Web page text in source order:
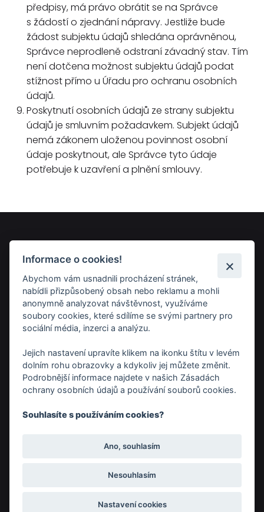
předpisy, má právo obrátit se na Správce
s žádostí o zjednání nápravy. Jestliže bude
žádost subjektu údajů shledána oprávněnou,
Správce neprodleně odstraní závadný stav. Tím
není dotčena možnost subjektu údajů podat
stížnost přímo u Úřadu pro ochranu osobních
údajů.
Poskytnutí osobních údajů ze strany subjektu
údajů je smluvním požadavkem. Subjekt údajů
nemá zákonem uloženou povinnost osobní
údaje poskytnout, ale Správce tyto údaje
potřebuje k uzavření a plnění smlouvy.
Provozovatel
Weboo s.r.o.
Husinecká 903/10
Praha 3
130 00
Kancelář
Weboo s.r.o.
Zlín
Web & E-mail
www.weboo.eu
Informace o cookies!
Abychom vám usnadnili procházení stránek,
nabídli přizpůsobený obsah nebo reklamu a mohli
anonymně analyzovat návštěvnost, využíváme
soubory cookies, které sdílíme se svými partnery pro
sociální média, inzerci a analýzu.
Jejich nastavení upravíte klikem na ikonku štítu v levém
dolním rohu obrazovky a kdykoliv jej můžete změnit.
Podrobnější informace najdete v našich Zásadách
ochrany osobních údajů a používání souborů cookies.
Souhlasíte s používáním cookies?
Ano, souhlasím
Nesouhlasím
Nastavení cookies